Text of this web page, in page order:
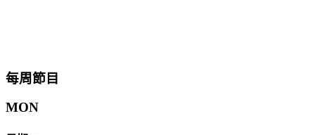
每周節目
MON